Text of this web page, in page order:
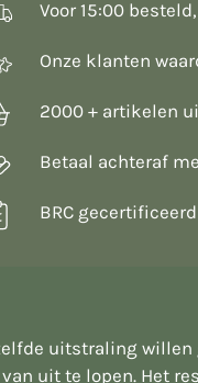
Voor 15:00
Onze klanten
2000 + artikelen
Betaal achteraf
BRC gecertificeerd
uitstraling
uit te lopen. Het